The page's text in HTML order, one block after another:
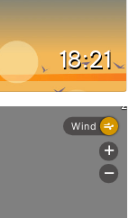
18:21